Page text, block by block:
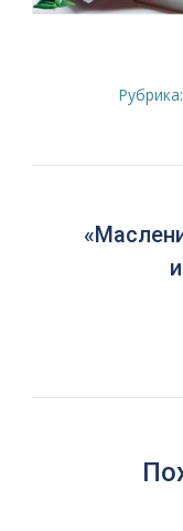
Рубрика:
записям